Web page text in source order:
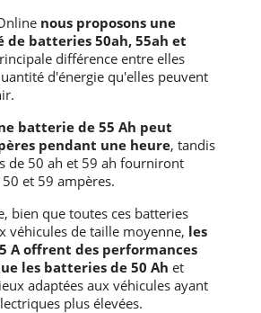
nous proposons une
de batteries 50ah, 55ah et
différence entre elles
d'énergie qu'elles peuvent
batterie de 55 Ah peut
pendant une heure, tandis
de 50 ah et 59 ah fourniront
et 59 ampères.
bien que toutes ces batteries
véhicules de taille moyenne, les
A offrent des performances
les batteries de 50 Ah et
adaptées aux véhicules ayant
plus élevées.